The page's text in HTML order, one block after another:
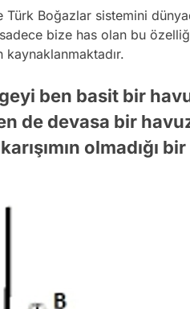
Türk Boğazlar sistemini
bize has olan bu
kaynaklanmaktadır.
ben basit bir
de devasa bir
olmadığı